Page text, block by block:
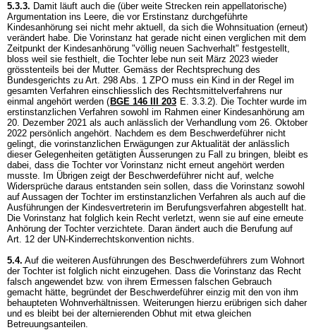
5.3.3. Damit läuft auch die (über weite Strecken rein appellatorische)
Argumentation ins Leere, die vor Erstinstanz durchgeführte
Kindesanhörung sei nicht mehr aktuell, da sich die Wohnsituation (erneut)
verändert habe. Die Vorinstanz hat gerade nicht einen verglichen mit dem
Zeitpunkt der Kindesanhörung "völlig neuen Sachverhalt" festgestellt,
bloss weil sie festhielt, die Tochter lebe nun seit März 2023 wieder
grösstenteils bei der Mutter. Gemäss der Rechtsprechung des
Bundesgerichts zu Art. 298 Abs. 1 ZPO muss ein Kind in der Regel im
gesamten Verfahren einschliesslich des Rechtsmittelverfahrens nur
einmal angehört werden ( BGE 146 III 203 E. 3.3.2). Die Tochter wurde im
erstinstanzlichen Verfahren sowohl im Rahmen einer Kindesanhörung am
20. Dezember 2021 als auch anlässlich der Verhandlung vom 26. Oktober
2022 persönlich angehört. Nachdem es dem Beschwerdeführer nicht
gelingt, die vorinstanzlichen Erwägungen zur Aktualität der anlässlich
dieser Gelegenheiten getätigten Äusserungen zu Fall zu bringen, bleibt es
dabei, dass die Tochter vor Vorinstanz nicht erneut angehört werden
musste. Im Übrigen zeigt der Beschwerdeführer nicht auf, welche
Widersprüche daraus entstanden sein sollen, dass die Vorinstanz sowohl
auf Aussagen der Tochter im erstinstanzlichen Verfahren als auch auf die
Ausführungen der Kindesvertreterin im Berufungsverfahren abgestellt hat.
Die Vorinstanz hat folglich kein Recht verletzt, wenn sie auf eine erneute
Anhörung der Tochter verzichtete. Daran ändert auch die Berufung auf
Art. 12 der UN-Kinderrechtskonvention nichts.
5.4. Auf die weiteren Ausführungen des Beschwerdeführers zum Wohnort
der Tochter ist folglich nicht einzugehen. Dass die Vorinstanz das Recht
falsch angewendet bzw. von ihrem Ermessen falschen Gebrauch
gemacht hätte, begründet der Beschwerdeführer einzig mit den von ihm
behaupteten Wohnverhältnissen. Weiterungen hierzu erübrigen sich daher
und es bleibt bei der alternierenden Obhut mit etwa gleichen
Betreuungsanteilen.